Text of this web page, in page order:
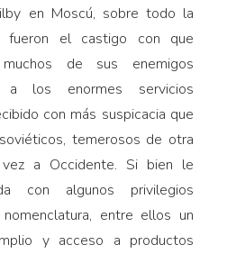
en Moscú, sobre todo la
fueron el castigo con que
muchos de sus enemigos
a los enormes servicios
con más suspicacia que
temerosos de otra
a Occidente. Si bien le
con algunos privilegios
entre ellos un
y acceso a productos